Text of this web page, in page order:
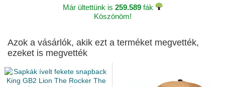
Már ültettünk is 259.589fák
Köszönöm!
Azok a vásárlók, akik ezt a terméket megvették,
ezeket is megvették